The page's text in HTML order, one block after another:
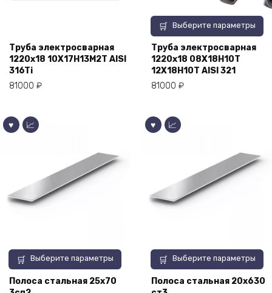
Опции
можно
Труба электросварная
1220х18 10Х17Н13М2Т AISI
316Ti
81000 ₽
Выберите параметры
Этот
товар
имеет
несколько
вариаций.
Труба электросварная
1220х18 08Х18Н10Т
12Х18Н10Т AISI 321
81000 ₽
Выберите параметры
Этот
товар
имеет
Полоса стальная 25х70
Выберите параметры
Этот
товар
имеет
Полоса стальная 20х630